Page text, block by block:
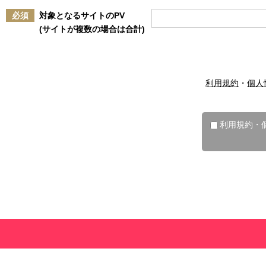
必須
対象となるサイトのPV
(サイトが複数の場合は合計)
利用規約 ・ 個人
利用規約・